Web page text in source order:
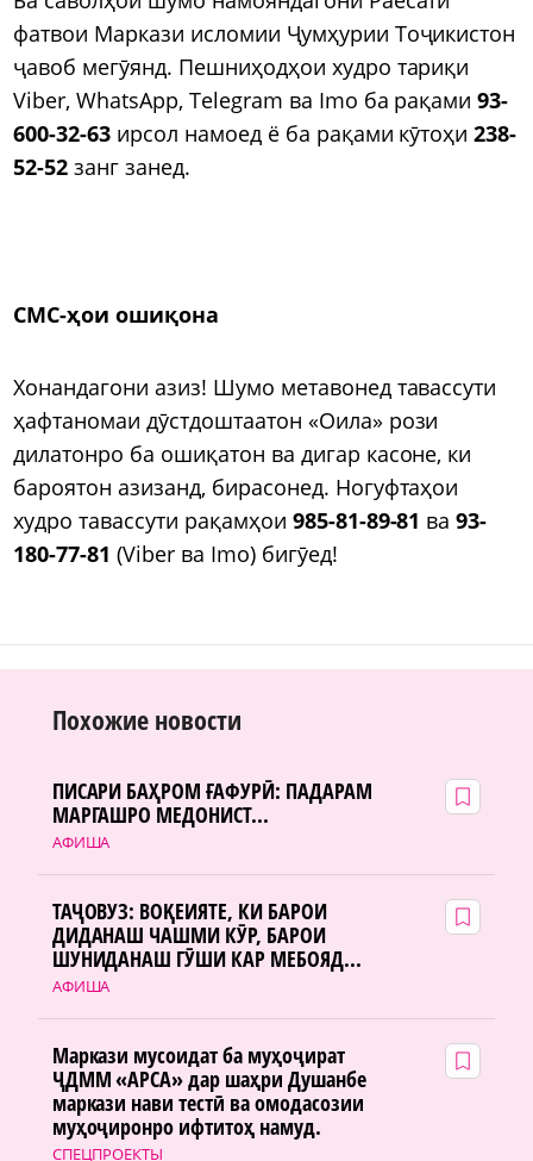
фатвои Маркази исломии Ҷумҳурии Тоҷикистон
ҷавоб мегӯянд. Пешниҳодҳои худро тариқи
Viber, WhatsApp, Telegram ва Imo ба рақами93-
600-32-63 ирсол намоед ё ба рақами кӯтоҳи238-
52-52 занг занед.
СМС-ҳои ошиқона
Хонандагони азиз! Шумо метавонед тавассути
ҳафтаномаи дӯстдоштаатон «Оила» рози
дилатонро ба ошиқатон ва дигар касоне, ки
бароятон азизанд, бирасонед. Ногуфтаҳои
худро тавассути рақамҳои 985-81-89-81 ва93-
180-77-81 (Viber ва Imo) бигӯед!
Похожие новости
АФИША
ПИСАРИ БАҲРОМ ҒАФУРӢ: ПАДАРАМ
МАРГАШРО МЕДОНИСТ...
АФИША
ТАҶОВУЗ: ВОҚЕИЯТЕ, КИ БАРОИ
ДИДАНАШ ЧАШМИ КӮР, БАРОИ
ШУНИДАНАШ ГӮШИ КАР МЕБОЯД...
СПЕЦПРОЕКТЫ
Маркази мусоидат ба муҳоҷират
ҶДММ «АРСА» дар шаҳри Душанбе
маркази нави тестӣ ва омодасозии
муҳоҷиронро ифтитоҳ намуд.